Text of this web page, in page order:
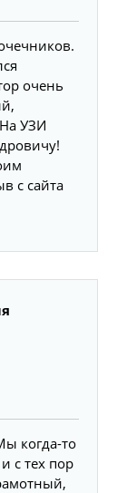
очень
УЗИ
с сайта
когда-то
с тех пор